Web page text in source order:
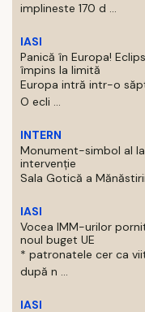
implineste 170 d ...
IASI
Panică în Europa!
împins la limită
Europa intră intr-o
O ecli ...
INTERN
Monument-simbol al
intervenţie
Sala Gotică a
IASI
Vocea IMM-urilor
noul buget UE
* patronatele cer ca
după n ...
IASI